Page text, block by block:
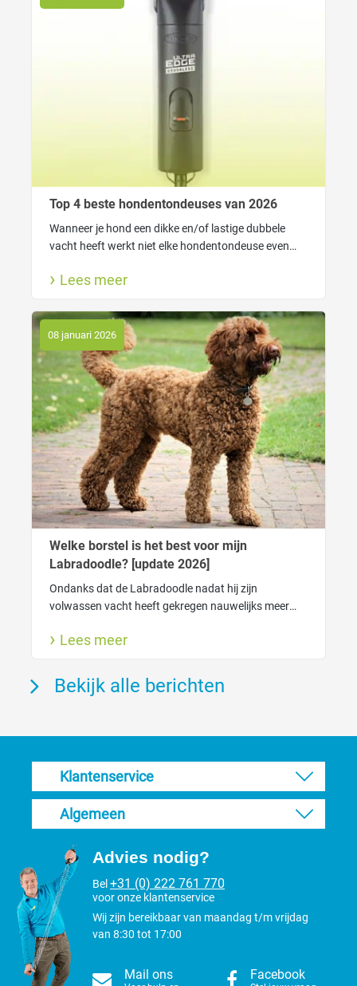
Top 4 beste hondentondeuses van 2026
Wanneer je hond een dikke en/of lastige dubbele
vacht heeft werkt niet elke hondentondeuse even
nodig om gemakkelijk door de vacht heen te kunnen
Lees meer
08 januari 2026
Welke borstel is het best voor mijn
Labradoodle? [update 2026]
Ondanks dat de Labradoodle nadat hij zijn
volwassen vacht heeft gekregen nauwelijks meer
nodig. Zo houdt je de vacht gezond.
Lees meer
Bekijk alle berichten
Klantenservice
Algemeen
Advies nodig?
Bel +31 (0) 222 761 770
voor onze klantenservice
Wij zijn bereikbaar van maandag t/m vrijdag
van 8:30 tot 17:00
Mail ons Facebook